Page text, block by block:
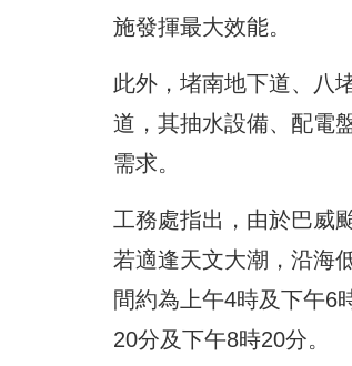
施發揮最大效能。
此外，堵南地下道、八
道，其抽水設備、配電
需求。
工務處指出，由於巴威
若適逢天文大潮，沿海
間約為上午4時及下午6
20分及下午8時20分。